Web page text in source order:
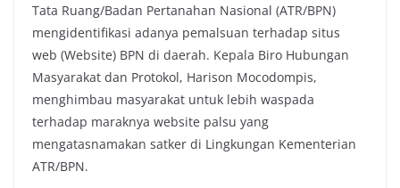
Tata Ruang/Badan Pertanahan Nasional (ATR/BPN)
mengidentifikasi adanya pemalsuan terhadap situs
web (Website) BPN di daerah. Kepala Biro Hubungan
Masyarakat dan Protokol, Harison Mocodompis,
menghimbau masyarakat untuk lebih waspada
terhadap maraknya website palsu yang
mengatasnamakan satker di Lingkungan Kementerian
ATR/BPN.